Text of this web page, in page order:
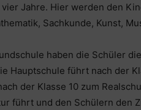
Jahre. Hier werden den
Sachkunde, Kunst,
haben die Schüler
Hauptschule führt nach der
der Klasse 10 zum
führt und den Schülern den